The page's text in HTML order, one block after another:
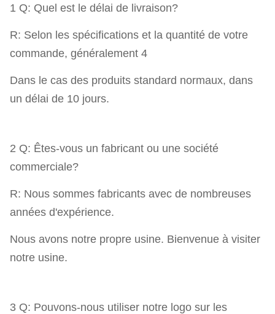
1 Q: Quel est le délai de livraison?
R: Selon les spécifications et la quantité de votre
commande, généralement 4
Dans le cas des produits standard normaux, dans
un délai de 10 jours.
2 Q: Êtes-vous un fabricant ou une société
commerciale?
R: Nous sommes fabricants avec de nombreuses
années d'expérience.
Nous avons notre propre usine. Bienvenue à visiter
notre usine.
3 Q: Pouvons-nous utiliser notre logo sur les